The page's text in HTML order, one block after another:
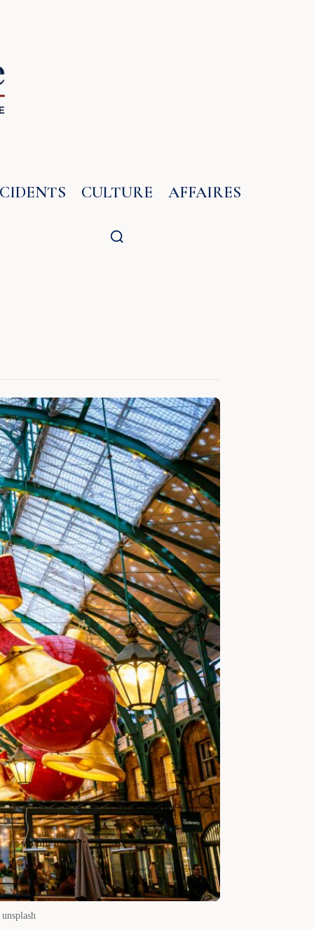
CULTURE AFFAIRES